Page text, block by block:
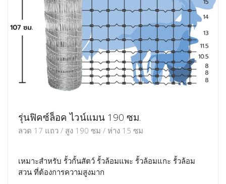
รุ่นฟิคซ์ล็อค ไวน์แมน 190 ซม.
ลวด 17 แถว / สูง 190 ซม / ห่าง 15 ซม
เหมาะสำหรับ รั้วกั้นสัตว์ รั้วล้อมแพะ รั้วล้อมแกะ รั้วล้อม
สวน ที่ต้องการความสูงมาก